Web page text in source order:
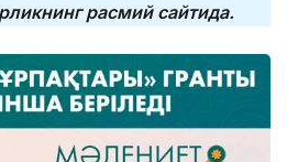
расмий сайтида.